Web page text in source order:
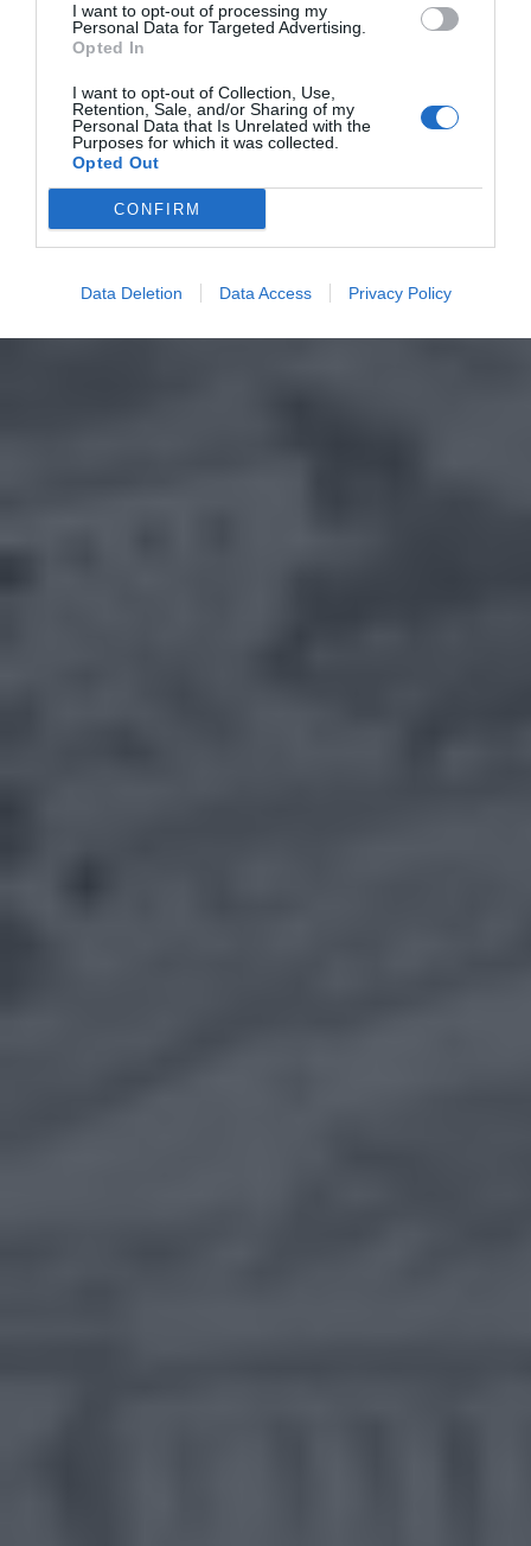
I want to opt-out of processing my
Personal Data for Targeted Advertising.
Opted In
I want to opt-out of Collection, Use,
Retention, Sale, and/or Sharing of my
Personal Data that Is Unrelated with the
Purposes for which it was collected.
Opted Out
CONFIRM
Data Deletion Data Access Privacy Policy